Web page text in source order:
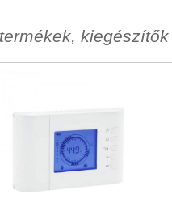
kiegészítők